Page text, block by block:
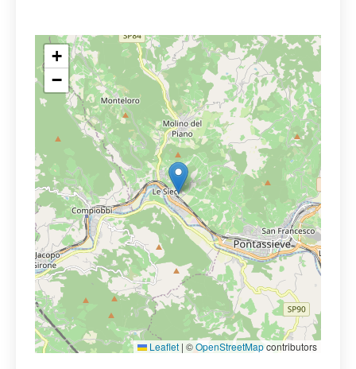
+
−
Leaflet | ©OpenStreetMapcontributors